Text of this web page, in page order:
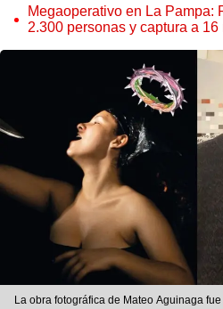
Megaoperativo en La Pampa:
2.300 personas y captura a
La obra fotográfica de Mateo Aguinaga